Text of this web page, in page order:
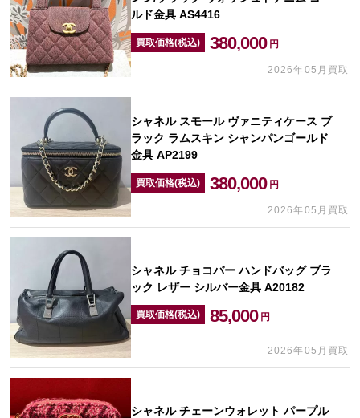
ルド金具 AS4416
買取価格(税込) 380,000 円
2026年05月買取
シャネル スモール ヴァニティケース ブ
ラック ラムスキン シャンパンゴールド
金具 AP2199
買取価格(税込) 380,000 円
2026年05月買取
シャネル チョコバー ハンドバッグ ブラ
ック レザー シルバー金具 A20182
買取価格(税込) 85,000 円
2026年05月買取
シャネル チェーンウォレット パープル